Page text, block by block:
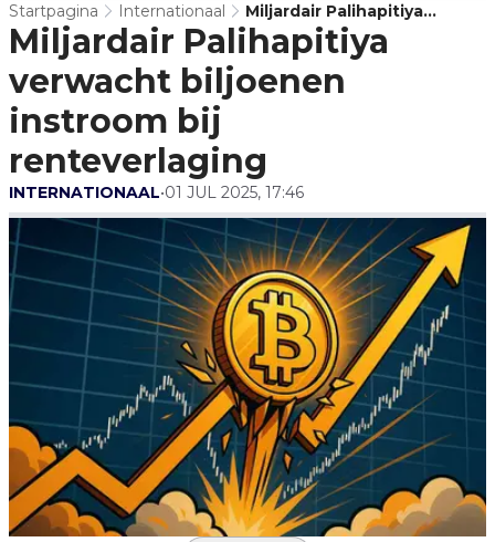
Startpagina Internationaal
Miljardair Palihapitiya
Verwacht Biljoenen
Instroom Bij Renteverlaging
Miljardair Palihapitiya
verwacht biljoenen
instroom bij
renteverlaging
INTERNATIONAAL•01 JUL 2025, 17:46